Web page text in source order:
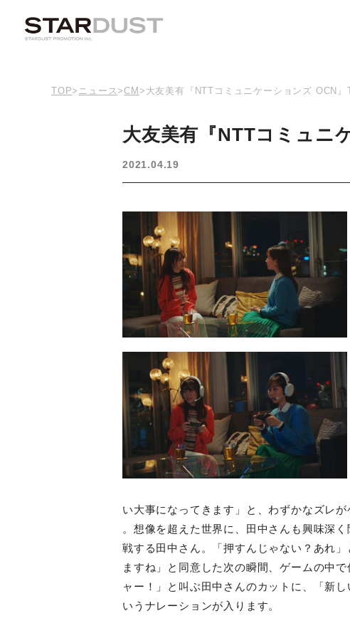
TOP> ニュース>CM > 大友美有『NTTコミュニケーションズ OCN』
大友美有『NTTコミュニ
2021.04.19
い大事になってきます」と、わずかなズレ
。想像を超えた世界に、田中さんも興味深
戦する田中さん。「押すんじゃない？あれ
ますね」と同意した次の瞬間、ゲームの中
ャー！」と叫ぶ田中さんのカットに、「新
いうナレーションが入ります。